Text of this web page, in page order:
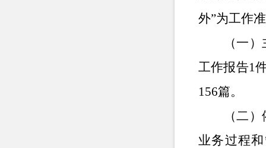
外”为工作
（一）
工作报告1
156篇。
（二）
业务过程